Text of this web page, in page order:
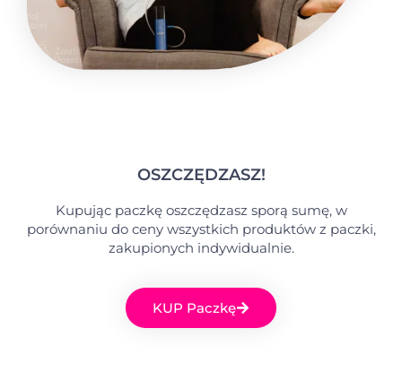
OSZCZĘDZASZ!
Kupując paczkę oszczędzasz sporą sumę, w
porównaniu do ceny wszystkich produktów z paczki,
zakupionych indywidualnie.
KUP Paczkę